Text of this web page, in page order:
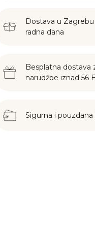
Dostava u
radna dana
Besplatna dostava
narudžbe iznad 56
Sigurna i pouzdana